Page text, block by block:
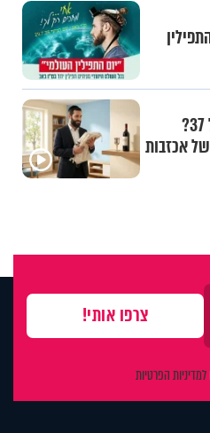
מה הסיכוי להתחתן בגיל 37?
אכזבות
למדיניות הפרטיות